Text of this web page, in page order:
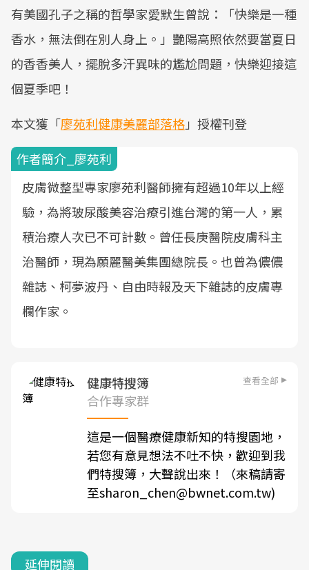
有美國孔子之稱的哲學家愛默生曾說：「快樂是一種
香水，無法倒在別人身上。」艷陽高照依然要當夏日
的香香美人，擺脫多汗異味的尷尬問題，快樂迎接這
個夏季吧！
本文獲「廖苑利健康美麗部落格」授權刊登
作者簡介_廖苑利
皮膚微整型專家廖苑利醫師擁有超過10年以上經
驗，為將玻尿酸美容治療引進台灣的第一人，累
積治療人次已不可計數。曾任長庚醫院皮膚科主
治醫師，現為願麗醫美集團總院長。也曾為儂儂
雜誌、柯夢波丹、自由時報及天下雜誌的皮膚專
欄作家。
健康特搜簿 查看全部
合作專家群
這是一個醫療健康新知的特搜園地，
若您有意見想法不吐不快，歡迎到我
們特搜簿，大聲說出來！（來稿請寄
至sharon_chen@bwnet.com.tw)
延伸閱讀